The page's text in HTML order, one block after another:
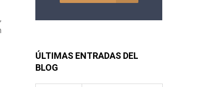
ÚLTIMAS ENTRADAS DEL
BLOG